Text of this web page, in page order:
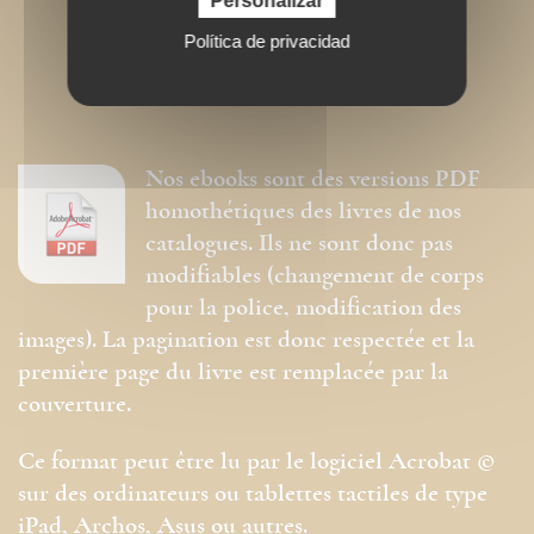
Nos ebooks sont des versions PDF
homothétiques des livres de nos
catalogues. Ils ne sont donc pas
modifiables (changement de corps
pour la police, modification des
images). La pagination est donc respectée et la
première page du livre est remplacée par la
couverture.
Ce format peut être lu par le logiciel Acrobat ©
sur des ordinateurs ou tablettes tactiles de type
Política de privacidad